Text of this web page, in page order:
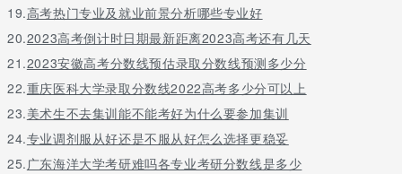
计算机科学与技术 599 理科
一批
公共管理类
598 理科
一批
以上是小编整理的东北财经大学一年学费多少钱各专业收费标准，
仅供参考，具体收费情况还要以东北财经大学实际情况为准。
19.高考热门专业及就业前景分析哪些专业好
20.2023高考倒计时日期最新距离2023高考还有几天
21.2023安徽高考分数线预估录取分数线预测多少分
22.重庆医科大学录取分数线2022高考多少分可以上
23.美术生不去集训能不能考好为什么要参加集训
24.专业调剂服从好还是不服从好怎么选择更稳妥
25.广东海洋大学考研难吗各专业考研分数线是多少